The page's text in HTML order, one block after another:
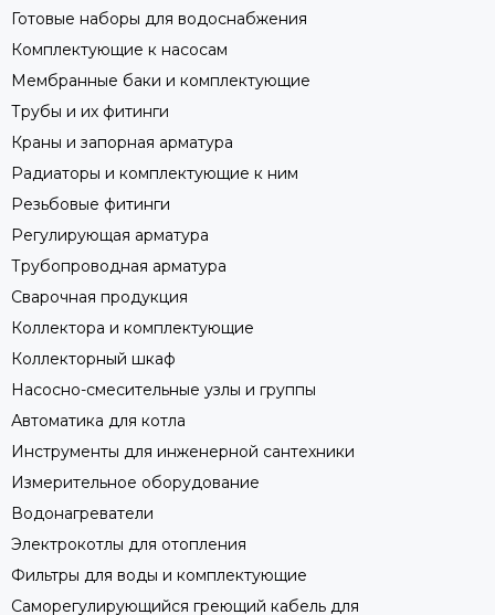
Готовые наборы для водоснабжения
Комплектующие к насосам
Мембранные баки и комплектующие
Трубы и их фитинги
Краны и запорная арматура
Радиаторы и комплектующие к ним
Резьбовые фитинги
Регулирующая арматура
Трубопроводная арматура
Сварочная продукция
Коллектора и комплектующие
Коллекторный шкаф
Насосно-смесительные узлы и группы
Автоматика для котла
Инструменты для инженерной сантехники
Измерительное оборудование
Водонагреватели
Электрокотлы для отопления
Фильтры для воды и комплектующие
Саморегулирующийся греющий кабель для